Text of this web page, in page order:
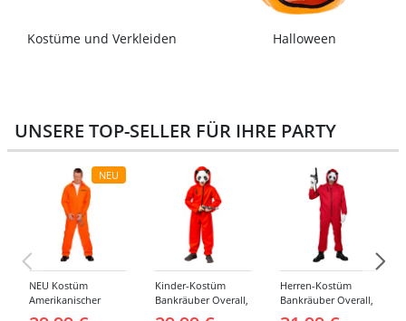
Kostüme und Verkleiden Halloween
UNSERE TOP-SELLER FÜR IHRE PARTY
NEU
NEU Kostüm
Amerikanischer
Kinder-Kostüm
Bankräuber Overall,
Herren-Kostüm
Bankräuber Overall,